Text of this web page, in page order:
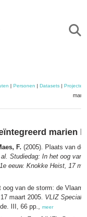
| Personen | Datasets| Projecten
marien
F. (2005). Plaats van de
Studiedag: In het oog van
eeuw. Knokke Heist, 17
oog van de storm: de
maart 2005. VLIZ Special
III, 66 pp., meer